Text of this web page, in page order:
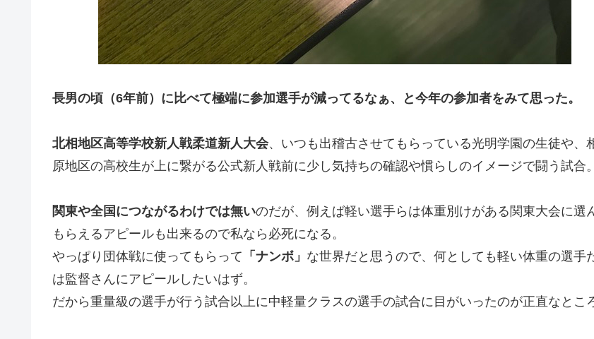
長男の頃（6年前）に比べて極端に参加選手が減ってるなぁ、と今年の参加者をみて思った。
北相地区高等学校新人戦柔道新人大会、いつも出稽古させてもらっている光明学園の生徒や、
原地区の高校生が上に繋がる公式新人戦前に少し気持ちの確認や慣らしのイメージで闘う試合。
関東や全国につながるわけでは無いのだが、例えば軽い選手らは体重別けがある関東大会に選
もらえるアピールも出来るので私なら必死になる。
やっぱり団体戦に使ってもらって 「ナンボ」 な世界だと思うので、何としても軽い体重の選手
は監督さんにアピールしたいはず。
だから重量級の選手が行う試合以上に中軽量クラスの選手の試合に目がいったのが正直なとこ